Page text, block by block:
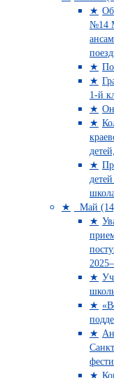
№14
1-й
Май